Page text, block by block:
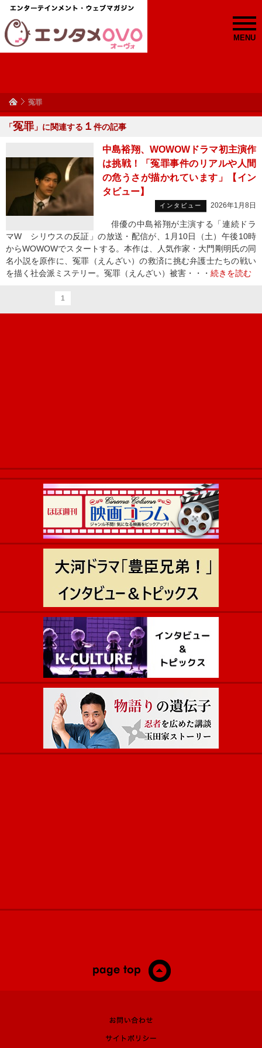
MENU
冤罪
「冤罪 」に関連する １ 件の記事
中島裕翔、WOWOWドラマ初主演作
は挑戦！「冤罪事件のリアルや人間
の危うさが描かれています」【イン
タビュー】
インタビュー 2026年1月8日
俳優の中島裕翔が主演する「連続ドラ
マW シリウスの反証」の放送・配信が、1月10日（土）午後10時
からWOWOWでスタートする。本作は、人気作家・大門剛明氏の同
名小説を原作に、冤罪（えんざい）の救済に挑む弁護士たちの戦い
を描く社会派ミステリー。冤罪（えんざい）被害・・・ 続きを読む
1